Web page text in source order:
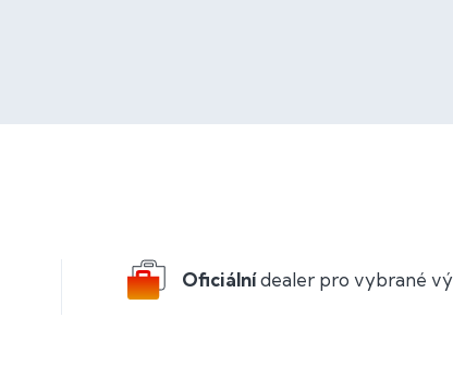
Oficiálnídealer pro vybrané